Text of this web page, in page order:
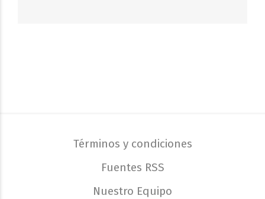
Términos y condiciones
Fuentes RSS
Nuestro Equipo